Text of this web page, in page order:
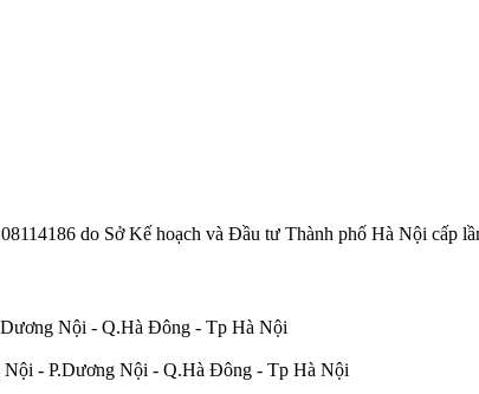
do Sở Kế hoạch và Đầu tư Thành phố Hà Nội cấp
Nội - Q.Hà Đông - Tp Hà Nội
- P.Dương Nội - Q.Hà Đông - Tp Hà Nội